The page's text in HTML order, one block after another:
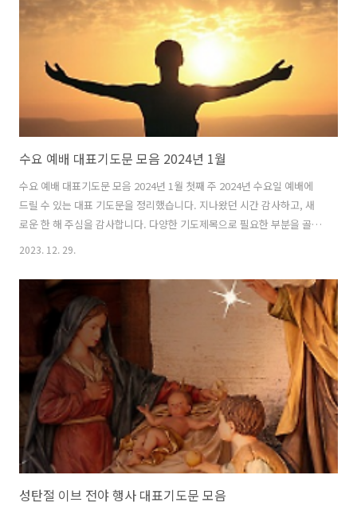
되기를 원합니다. 주님의 말씀을 전하는 일이나, 교회를 섬기는 일이나,
가정과..
수요 예배 대표기도문 모음 2024년 1월
수요 예배 대표기도문 모음 2024년 1월 첫째 주 2024년 수요일 예배에
드릴 수 있는 대표 기도문을 정리했습니다. 지나왔던 시간 감사하고, 새
로운 한 해 주심을 감사합니다. 다양한 기도제목으로 필요한 부분을 골라
기도문에 참조하실 수 있도록 했습니다. 1월 첫 주 수요 예배 대표기도문
이름을 찬양하게 하시니 감사를 드립니다. 새해 첫 수요예배로 하나님께
나와 예배드림이 저희에게 큰 기쁨이요 즐거움입니다. 한 해를 시작하면
서 주님을 사랑하는 성도들이 함께 모여 찬양할 수 있어 감사를 드립니
다. 주님의 사랑으로 2023년도 지난 해도 평안히 잘 지낼 수 있어 감사합
니다. 올 한 해도 하나님의 도우심과 은혜로 주의 일 열심히 하며 하..
2023. 12. 29.
성탄절 이브 전야 행사 대표기도문 모음